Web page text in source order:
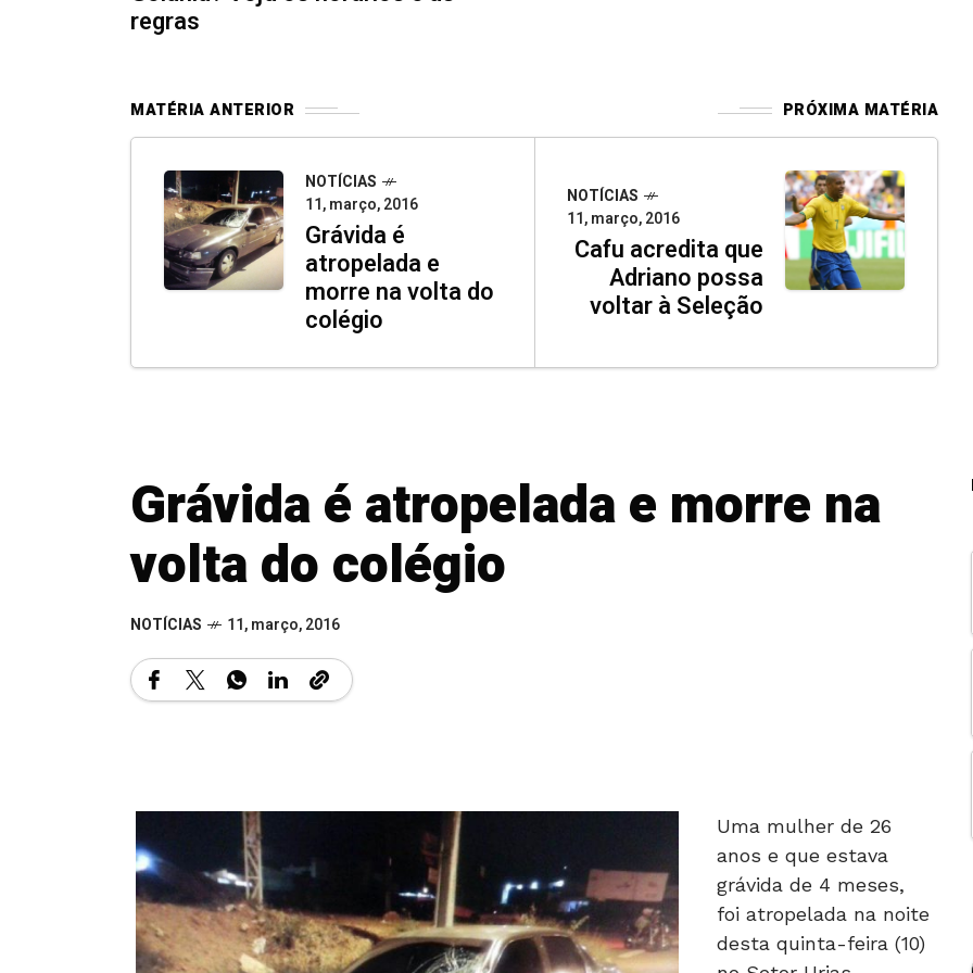
regras
MATÉRIA ANTERIOR PRÓXIMA MATÉRIA
NOTÍCIAS
11, março, 2016
Grávida é
atropelada e
morre na volta do
colégio
NOTÍCIAS
11, março, 2016
Cafu acredita que
Adriano possa
voltar à Seleção
Grávida é atropelada e morre na
volta do colégio
NOTÍCIAS 11, março, 2016
anos e que estava
grávida de 4 meses,
foi atropelada na noite
desta quinta-feira (10)
no Setor Urias
Magalhães, em Goiânia,